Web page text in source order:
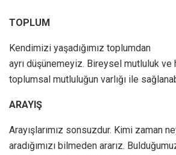
TOPLUM
Kendimizi yaşadığımız toplumdan
ayrı düşünemeyiz. Bireysel mutluluk ve
toplumsal mutluluğun varlığı ile
ARAYIŞ
Arayışlarımız sonsuzdur. Kimi zaman
aradığımızı bilmeden ararız.